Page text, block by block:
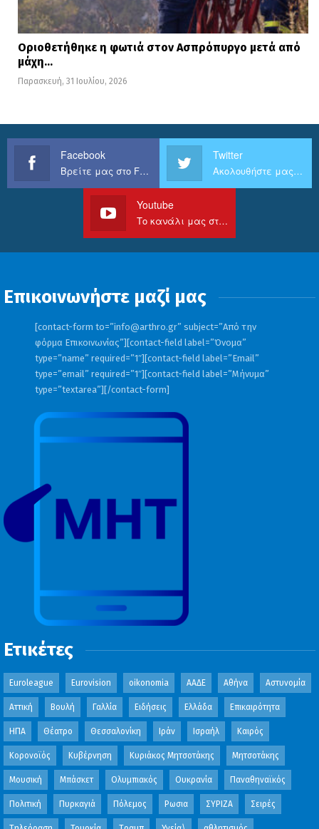
Οριοθετήθηκε η φωτιά στον Ασπρόπυργο μετά από
μάχη…
Παρασκευή, 31 Ιουλίου, 2026
Facebook
Βρείτε μας στο Facebook
Twitter
Ακολουθήστε μας στο Twitter
Youtube
Το κανάλι μας στο Youtube
Επικοινωνήστε μαζί μας
[contact-form to=”info@arthro.gr” subject=”Από την
φόρμα Επικοινωνίας”][contact-field label=”Όνομα”
type=”name” required=”1″][contact-field label=”Email”
type=”email” required=”1″][contact-field label=”Μήνυμα”
type=”textarea”][/contact-form]
Ετικέτες
Euroleague Eurovision oikonomia ΑΑΔΕ Αθήνα Αστυνομία
Αττική Βουλή Γαλλία Ειδήσεις Ελλάδα Επικαιρότητα
ΗΠΑ Θέατρο Θεσσαλονίκη Ιράν Ισραήλ Καιρός
Κορονοϊός Κυβέρνηση Κυριάκος Μητσοτάκης Μητσοτάκης
Μουσική Μπάσκετ Ολυμπιακός Ουκρανία Παναθηναϊκός
Πολιτική Πυρκαγιά Πόλεμος Ρωσια ΣΥΡΙΖΑ Σειρές